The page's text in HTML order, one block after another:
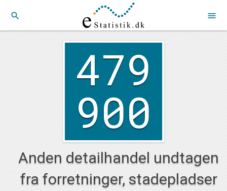
search menu
479
900
Anden detailhandel undtagen
fra forretninger, stadepladser